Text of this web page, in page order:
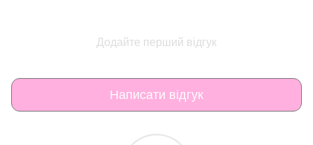
Додайте перший відгук
Написати відгук